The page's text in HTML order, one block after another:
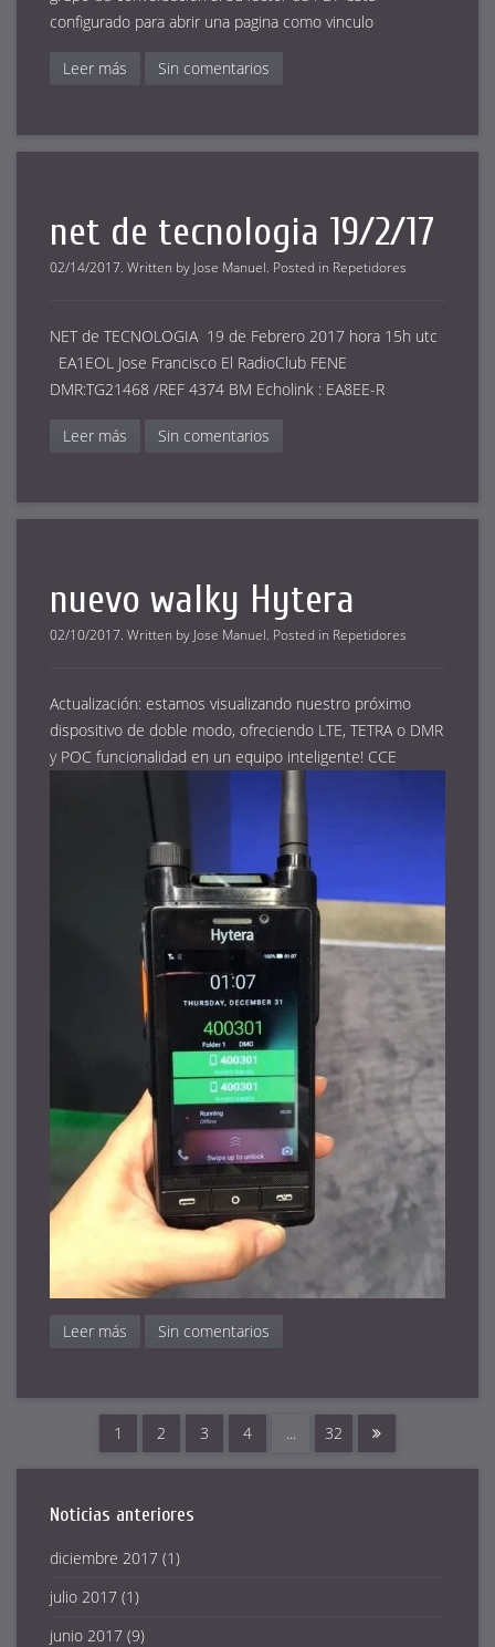
configurado para abrir una pagina como vinculo
Leer más Sin comentarios
net de tecnologia 19/2/17
02/14/2017. Written by Jose Manuel. Posted in Repetidores
NET de TECNOLOGIA 19 de Febrero 2017 hora 15h utc
EA1EOL Jose Francisco El RadioClub FENE
DMR:TG21468 /REF 4374 BM Echolink : EA8EE-R
Leer más Sin comentarios
nuevo walky Hytera
02/10/2017. Written by Jose Manuel. Posted in Repetidores
Actualización: estamos visualizando nuestro próximo
dispositivo de doble modo, ofreciendo LTE, TETRA o DMR
y POC funcionalidad en un equipo inteligente! CCE
Leer más Sin comentarios
1 2 3 4 ... 32
Noticias anteriores
diciembre 2017 (1)
julio 2017 (1)
junio 2017 (9)